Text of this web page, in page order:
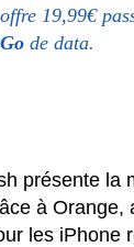
19,99€
de data.
présente la
à Orange,
les iPhone